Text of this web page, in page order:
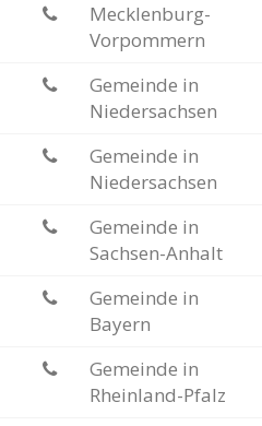
Mecklenburg-
Vorpommern
Gemeinde in
Niedersachsen
Gemeinde in
Niedersachsen
Gemeinde in
Sachsen-Anhalt
Gemeinde in
Bayern
Gemeinde in
Rheinland-Pfalz